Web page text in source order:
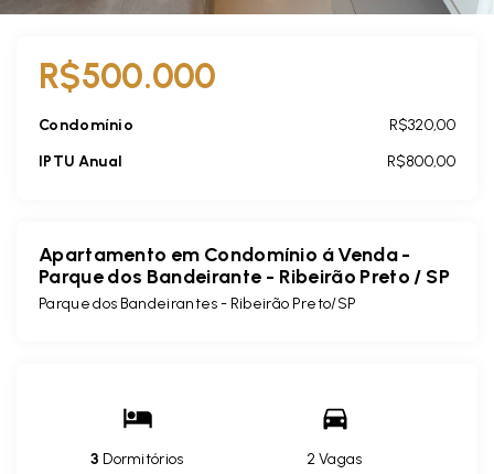
R$500.000
Condomínio
R$320,00
IPTU Anual
R$800,00
Apartamento em Condomínio á Venda -
Parque dos Bandeirante - Ribeirão Preto / SP
Parque dos Bandeirantes - Ribeirão Preto/SP
3 Dormitórios 2 Vagas